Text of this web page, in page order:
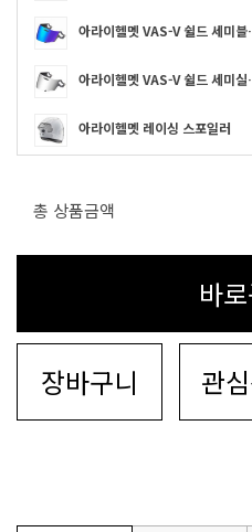
아라이헬멧 VAS-
아라이헬멧 VAS-
아라이헬멧 레이싱 스포일러
총 상품금액
바
장바구니 관